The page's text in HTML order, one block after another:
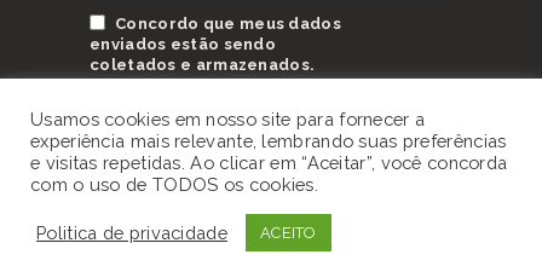
Concordo que meus dados
enviados estão sendo
coletados e armazenados.
CONN© 2026. Todos os direitos
Usamos cookies em nosso site para fornecer a
experiência mais relevante, lembrando suas preferências
e visitas repetidas. Ao clicar em “Aceitar”, você concorda
com o uso de TODOS os cookies.
Politica de privacidade ACEITO